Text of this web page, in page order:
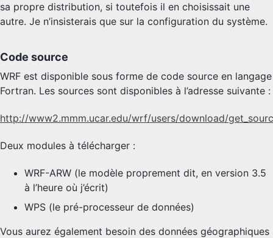
sa propre distribution, si toutefois il en choisissait une
autre. Je n’insisterais que sur la configuration du système.
Code source
WRF est disponible sous forme de code source en langage
Fortran. Les sources sont disponibles à l’adresse suivante :
http://www2.mmm.ucar.edu/wrf/users/download/
Deux modules à télécharger :
WRF-ARW (le modèle proprement dit, en version 3.5
à l’heure où j’écrit)
WPS (le pré-processeur de données)
Vous aurez également besoin des données géographiques